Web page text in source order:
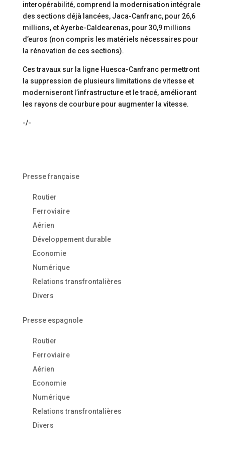
interopérabilité, comprend la modernisation intégrale
des sections déjà lancées, Jaca-Canfranc, pour 26,6
millions, et Ayerbe-Caldearenas, pour 30,9 millions
d’euros (non compris les matériels nécessaires pour
la rénovation de ces sections).
Ces travaux sur la ligne Huesca-Canfranc permettront
la suppression de plusieurs limitations de vitesse et
moderniseront l’infrastructure et le tracé, améliorant
les rayons de courbure pour augmenter la vitesse.
-/-
Presse française
Routier
Ferroviaire
Aérien
Développement durable
Economie
Numérique
Relations transfrontalières
Divers
Presse espagnole
Routier
Ferroviaire
Aérien
Economie
Numérique
Relations transfrontalières
Divers